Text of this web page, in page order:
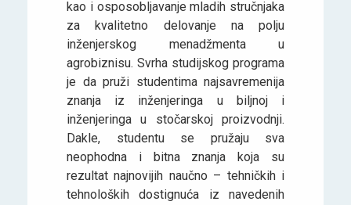
kao i osposobljavanje mladih stručnjaka
za kvalitetno delovanje na polju
inženjerskog menadžmenta u
agrobiznisu. Svrha studijskog programa
je da pruži studentima najsavremenija
znanja iz inženjeringa u biljnoj i
inženjeringa u stočarskoj proizvodnji.
Dakle, studentu se pružaju sva
neophodna i bitna znanja koja su
rezultat najnovijih naučno – tehničkih i
tehnoloških dostignuća iz navedenih